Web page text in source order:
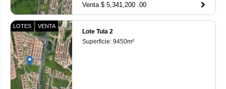
Venta $ 5,341,200 .00
LOTES VENTA
Lote Tula 2
Superficie: 9450m²